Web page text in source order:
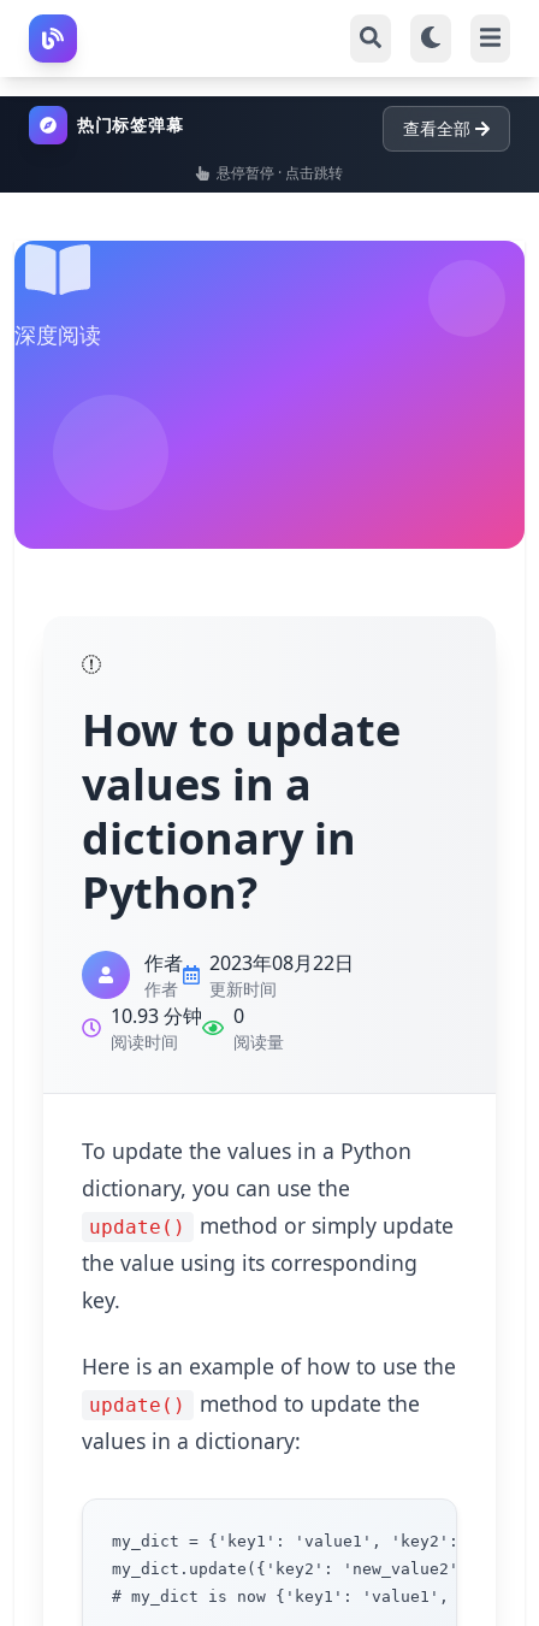
热门标签弹幕 查看全部
悬停暂停 · 点击跳转
深度阅读
How to update
values in a
dictionary in
Python?
作者
作者
2023年08月22日
更新时间
10.93 分钟
阅读时间
0
阅读量
To update the values in a Python
dictionary, you can use the
update()
method or simply update
the value using its corresponding
key.
Here is an example of how to use the
update()
method to update the
values in a dictionary:
my_dict = {'key1': 'value1', 'key2':
my_dict.update({'key2': 'new_value2',